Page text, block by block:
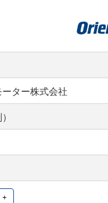
ター株式会社
+